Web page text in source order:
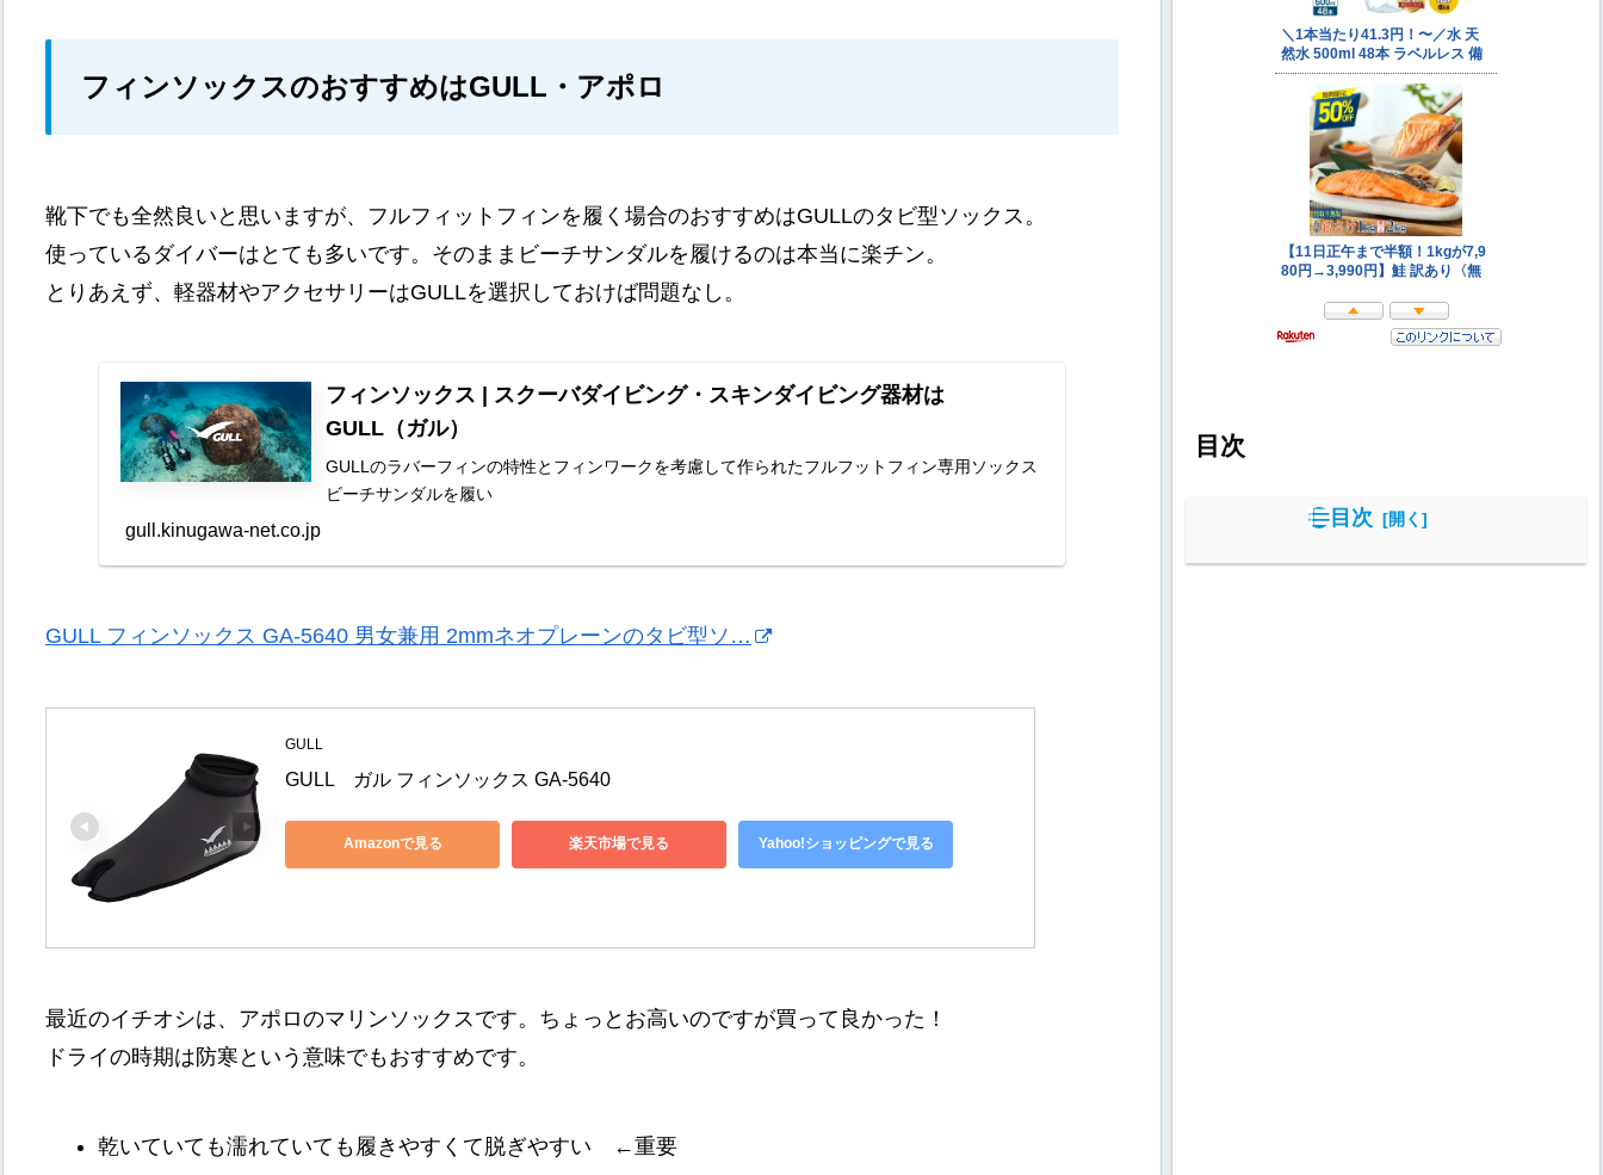
フィンソックスのおすすめはGULL・アポロ
靴下でも全然良いと思いますが、フルフィットフィンを履く場合のおすすめはGULLのタビ型ソックス。
使っているダイバーはとても多いです。そのままビーチサンダルを履けるのは本当に楽チン。
とりあえず、軽器材やアクセサリーはGULLを選択しておけば問題なし。
フィンソックス | スクーバダイビング・スキンダイビング器材は
GULL（ガル）
GULLのラバーフィンの特性とフィンワークを考慮して作られたフルフットフィン専用ソックス
ビーチサンダルを履い
gull.kinugawa-net.co.jp
GULL フィンソックス GA-5640 男女兼用 2mmネオプレーンのタビ型ソ…
GULL
GULL　ガル フィンソックス GA-5640
Amazonで見る 楽天市場で見る Yahoo!ショッピングで見る
最近のイチオシは、アポロのマリンソックスです。ちょっとお高いのですが買って良かった！
ドライの時期は防寒という意味でもおすすめです。
乾いていても濡れていても履きやすくて脱ぎやすい ←重要
目次
目次